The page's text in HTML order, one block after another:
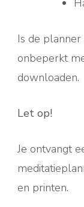
Is de planner
onbeperkt
downloaden.
Let op!
Je ontvangt
en printen.